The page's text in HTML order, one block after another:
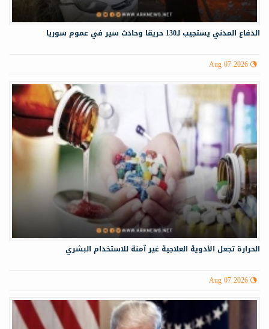
الدفاع المدني يستجيب لـ130 حريقا وحادث سير في عموم سوريا
Aug 07 2026
الحرارة تجعل الأدوية العلاجية غير آمنة للاستخدام البشري
Aug 07 2026